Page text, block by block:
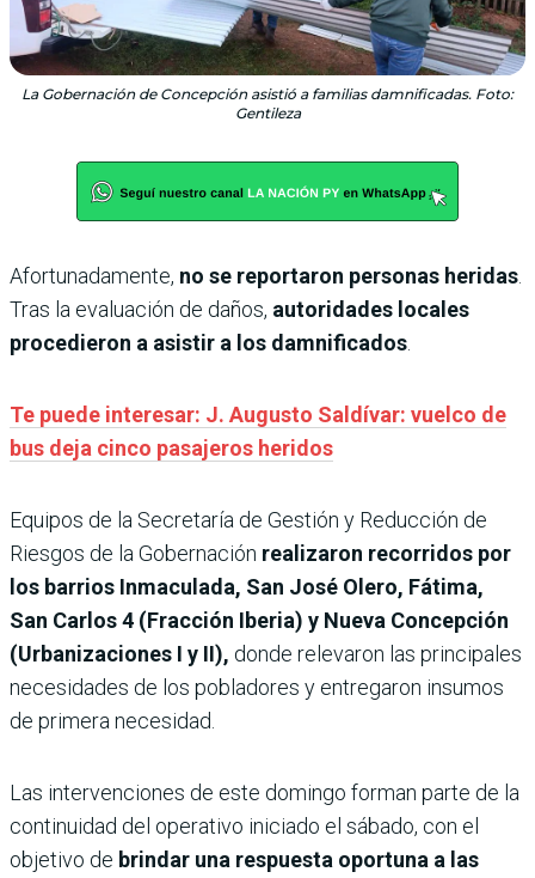
La Gobernación de Concepción asistió a familias damnificadas. Foto:
Gentileza
Afortunadamente, no se reportaron personas heridas
Tras la evaluación de daños, autoridades locales
procedieron a asistir a los damnificados
Te puede interesar: J. Augusto Saldívar: vuelco de
bus deja cinco pasajeros heridos
Equipos de la Secretaría de Gestión y Reducción de
Riesgos de la Gobernación realizaron recorridos por
los barrios Inmaculada, San José Olero, Fátima,
San Carlos 4 (Fracción Iberia) y Nueva Concepción
(Urbanizaciones I y II), donde relevaron las principales
necesidades de los pobladores y entregaron insumos
de primera necesidad.
Las intervenciones de este domingo forman parte de la
continuidad del operativo iniciado el sábado, con el
objetivo de brindar una respuesta oportuna a las